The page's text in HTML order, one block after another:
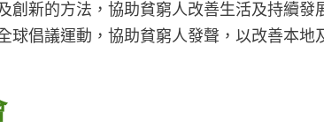
創新的方法，協助貧窮人改善生活及持續
球倡議運動，協助貧窮人發聲，以改善本地